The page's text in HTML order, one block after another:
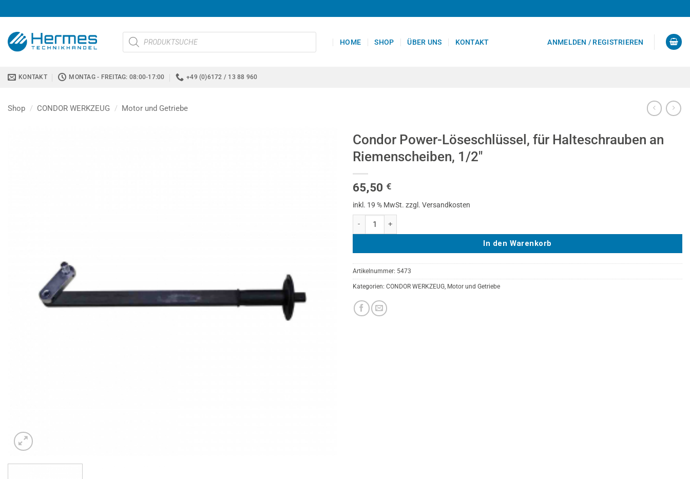
Inhalt
springen
Products
search
HOME SHOP ÜBER UNS KONTAKT ANMELDEN / REGISTRIEREN
KONTAKT MONTAG - FREITAG: 08:00-17:00 +49 (0)6172 / 13 88 960
Shop / CONDOR WERKZEUG / Motor und Getriebe
Condor Power-Löseschlüssel, für Halteschrauben an
Riemenscheiben, 1/2″
65,50 €
inkl. 19 % MwSt. zzgl. Versandkosten
In den Warenkorb
Artikelnummer: 5473
Kategorien: CONDOR WERKZEUG Motor und Getriebe